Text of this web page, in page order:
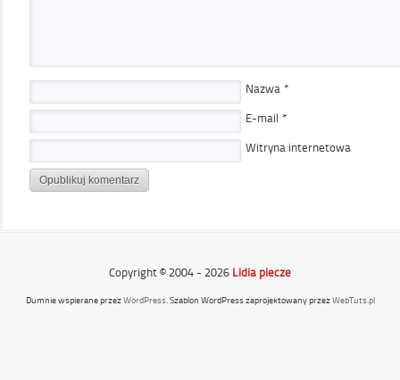
Nazwa *
E-mail *
Witryna internetowa
Copyright © 2004 - 2026 Lidia piecze
Dumnie wspierane przezWordPress. Szablon WordPress zaprojektowany przezWebTuts.pl